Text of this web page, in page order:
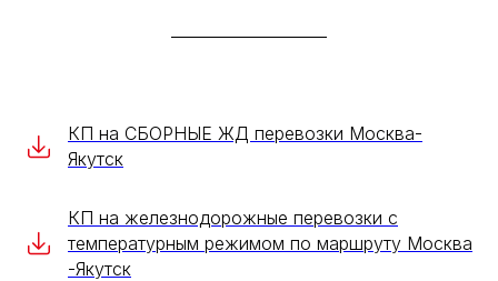
КП на СБОРНЫЕ ЖД перевозки Москва-
Якутск
КП на железнодорожные перевозки с
температурным режимом по маршруту Москва
-Якутск